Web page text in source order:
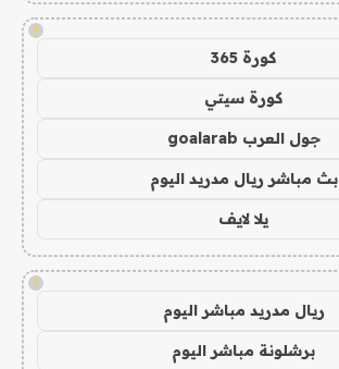
!
كورة 365
كورة سيتي
جول العرب goalarab
بث مباشر ريال مدريد اليوم
يلا لايف
!
ريال مدريد مباشر اليوم
برشلونة مباشر اليوم